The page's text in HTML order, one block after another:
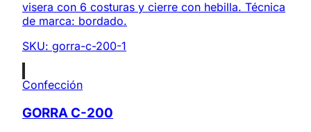
visera con 6 costuras y cierre con hebilla. Técnica
de marca: bordado.
SKU: gorra-c-200-1
Confección
GORRA C-200